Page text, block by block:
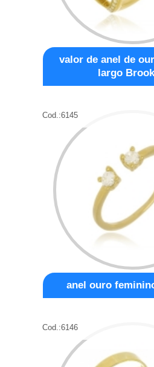
valor de anel de
largo
Cod.:6145
anel ouro
Cod.:6146